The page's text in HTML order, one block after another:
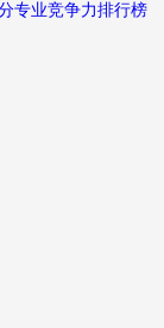
专业竞争力排行榜